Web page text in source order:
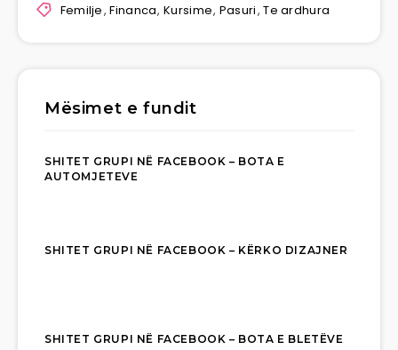
Femilje,Financa,Kursime, Pasuri,Te ardhura
Mësimet e fundit
SHITET GRUPI NË FACEBOOK – BOTA E
AUTOMJETEVE
SHITET GRUPI NË FACEBOOK – KËRKO DIZAJNER
SHITET GRUPI NË FACEBOOK – BOTA E BLETËVE